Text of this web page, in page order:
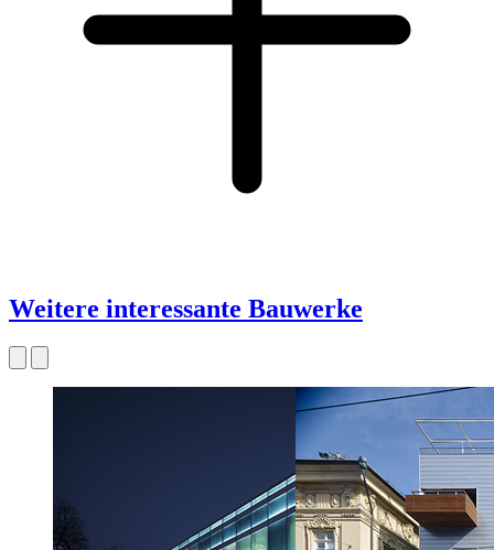
Weitere interessante Bauwerke